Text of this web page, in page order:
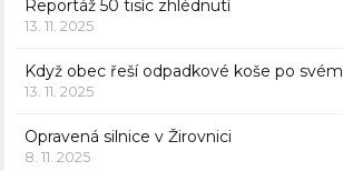
Reportáž 50 tisíc zhlédnutí
13. 11. 2025
Když obec řeší odpadkové koše po svém
13. 11. 2025
Opravená silnice v Žirovnici
8. 11. 2025